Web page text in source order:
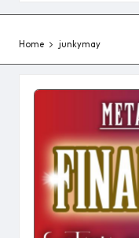
Home junkymay